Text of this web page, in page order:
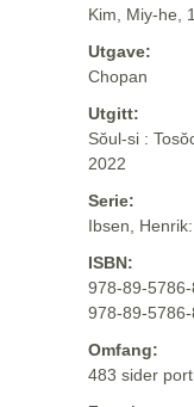
Kim, Miy-he,
Utgave:
Chopan
Utgitt:
Sŏul-si :
2022
Serie:
Ibsen,
ISBN:
978-89-
978-89-
Omfang:
483 sider